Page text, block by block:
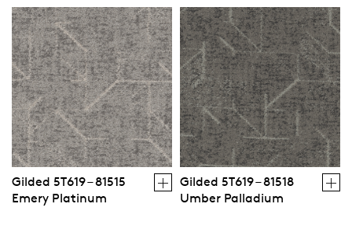
Gilded 5T619 – 81515
Emery Platinum
Gilded 5T619 – 81518
Umber Palladium